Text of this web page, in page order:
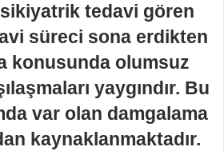
tedavi gören
süreci sona erdikten
konusunda olumsuz
yaygındır. Bu
var olan damgalama
kaynaklanmaktadır.